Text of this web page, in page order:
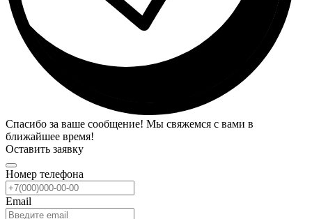
Спасибо за ваше сообщение! Мы свяжемся с вами в
ближайшее время!
Оставить заявку
Номер телефона
Email